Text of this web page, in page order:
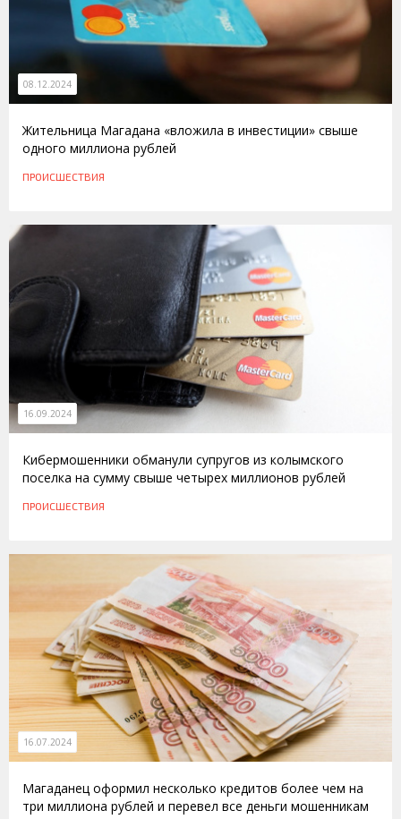
08.12.2024
Жительница Магадана «вложила в инвестиции» свыше
одного миллиона рублей
ПРОИСШЕСТВИЯ
16.09.2024
Кибермошенники обманули супругов из колымского
поселка на сумму свыше четырех миллионов рублей
ПРОИСШЕСТВИЯ
16.07.2024
Магаданец оформил несколько кредитов более чем на
три миллиона рублей и перевел все деньги мошенникам